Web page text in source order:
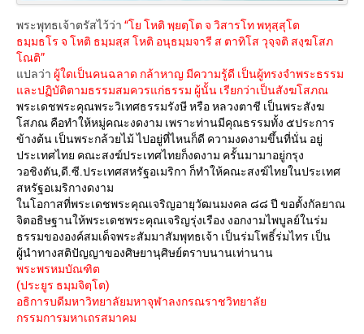
พระพุทธเจ้าตรัสไว้ว่า “โย โหติ พฺยตฺโต จ วิสารโท พหุสฺสุโต
ธมฺมธโร จ โหติ ธมฺมสฺส โหติ อนุธมฺมจารี ส ตาทิโส วุจฺจติ สงฺฆโสภ
โณติ”
แปลว่า ผู้ใดเป็นคนฉลาด กล้าหาญ มีความรู้ดี เป็นผู้ทรงจำพระธรรม
และปฏิบัติตามธรรมสมควรแก่ธรรม ผู้นั้น เรียกว่าเป็นสังฆโสภณ
พระเดชพระคุณพระวิเทศธรรมรังษี หรือ หลวงตาชี เป็นพระสังฆ
โสภณ คือทำให้หมู่คณะงดงาม เพราะท่านมีคุณธรรมทั้ง ๕ประการ
ข้างต้น เป็นพระกล้วยไม้ ไปอยู่ที่ไหนก็ดี ความงดงามขึ้นที่นั่น อยู่
ประเทศไทย คณะสงฆ์ประเทศไทยก็งดงาม ครั้นมามาอยู่กรุง
วอชิงตัน,ดี.ซี.ประเทศสหรัฐอเมริกา ก็ทำให้คณะสงฆ์ไทยในประเทศ
สหรัฐอเมริกางดงาม
ในโอกาสที่พระเดชพระคุณเจริญอายุวัฒนมงคล ๘๘ ปี ขอตั้งกัลยาณ
จิตอธิษฐานให้พระเดชพระคุณเจริญรุ่งเรือง งอกงามไพบูลย์ในร่ม
ธรรมขององค์สมเด็จพระสัมมาสัมพุทธเจ้า เป็นร่มโพธิ์ร่มไทร เป็น
ผู้นำทางสติปัญญาของศิษยานุศิษย์ตราบนานเท่านาน
พระพรหมบัณฑิต
(ประยูร ธมฺมจิตฺโต)
อธิการบดีมหาวิทยาลัยมหาจุฬาลงกรณราชวิทยาลัย
กรรมการมหาเถรสมาคม